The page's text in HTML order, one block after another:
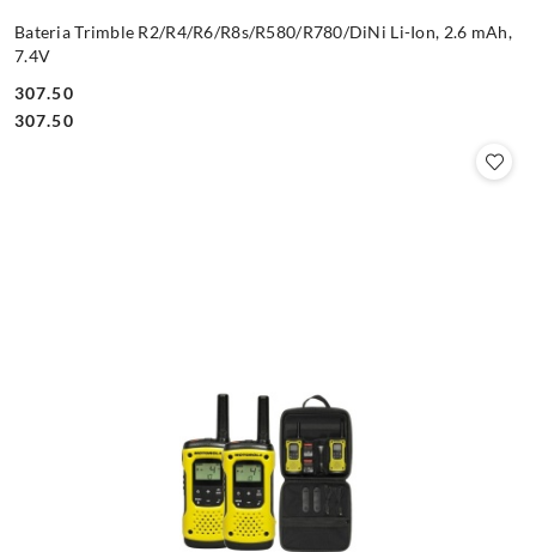
Bateria Trimble R2/R4/R6/R8s/R580/R780/DiNi Li-Ion, 2.6 mAh,
7.4V
Cena:
307.50
Cena:
307.50